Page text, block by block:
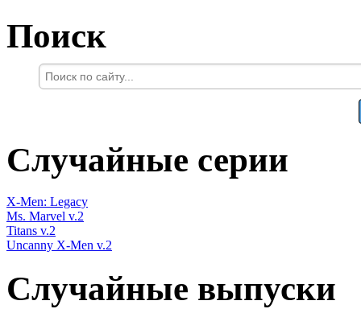
Поиск
Случайные серии
X-Men: Legacy
Ms. Marvel v.2
Titans v.2
Uncanny X-Men v.2
Случайные выпуски